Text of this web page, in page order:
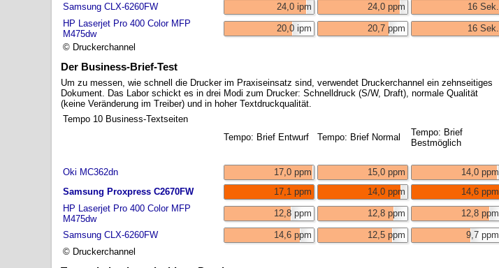
Samsung CLX-6260FW
24,0 ipm 24,0 ppm
16 Sek.
HP Laserjet Pro 400 Color MFP
M475dw
20,0 ipm 20,7 ppm
16 Sek.
© Druckerchannel
Der Business-Brief-Test
Um zu messen, wie schnell die Drucker im Praxiseinsatz sind, verwendet Druckerchannel ein zehnseitiges
Dokument. Das Labor schickt es in drei Modi zum Drucker: Schnelldruck (S/W, Draft), normale Qualität
(keine Veränderung im Treiber) und in hoher Textdruckqualität.
Tempo 10 Business-Textseiten
Tempo: Brief Entwurf
Tempo: Brief Normal
Tempo: Brief
Bestmöglich
Oki MC362dn 17,0 ppm 15,0 ppm
14,0 ppm
Samsung Proxpress C2670FW
17,1 ppm 14,0 ppm
14,6 ppm
HP Laserjet Pro 400 Color MFP
M475dw
12,8 ppm 12,8 ppm 12,8 ppm
Samsung CLX-6260FW 14,6 ppm 12,5 ppm
9,7 ppm
© Druckerchannel